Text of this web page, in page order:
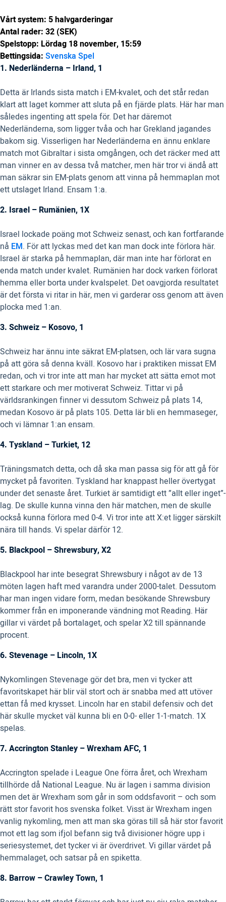
Vårt system: 5 halvgarderingar
Antal rader: 32 (SEK)
Spelstopp: Lördag 18 november, 15:59
Bettingsida: Svenska Spel
1. Nederländerna – Irland, 1
Detta är Irlands sista match i EM-kvalet, och det står redan
klart att laget kommer att sluta på en fjärde plats. Här har man
således ingenting att spela för. Det har däremot
Nederländerna, som ligger tvåa och har Grekland jagandes
bakom sig. Visserligen har Nederländerna en ännu enklare
match mot Gibraltar i sista omgången, och det räcker med att
man vinner en av dessa två matcher, men här tror vi ändå att
man säkrar sin EM-plats genom att vinna på hemmaplan mot
ett utslaget Irland. Ensam 1:a.
2. Israel – Rumänien, 1X
Israel lockade poäng mot Schweiz senast, och kan fortfarande
nå EM. För att lyckas med det kan man dock inte förlora här.
Israel är starka på hemmaplan, där man inte har förlorat en
enda match under kvalet. Rumänien har dock varken förlorat
hemma eller borta under kvalspelet. Det oavgjorda resultatet
är det första vi ritar in här, men vi garderar oss genom att även
plocka med 1:an.
3. Schweiz – Kosovo, 1
Schweiz har ännu inte säkrat EM-platsen, och lär vara sugna
på att göra så denna kväll. Kosovo har i praktiken missat EM
redan, och vi tror inte att man har mycket att sätta emot mot
ett starkare och mer motiverat Schweiz. Tittar vi på
världsrankingen finner vi dessutom Schweiz på plats 14,
medan Kosovo är på plats 105. Detta lär bli en hemmaseger,
och vi lämnar 1:an ensam.
4. Tyskland – Turkiet, 12
Träningsmatch detta, och då ska man passa sig för att gå för
mycket på favoriten. Tyskland har knappast heller övertygat
under det senaste året. Turkiet är samtidigt ett ”allt eller inget”-
lag. De skulle kunna vinna den här matchen, men de skulle
också kunna förlora med 0-4. Vi tror inte att X:et ligger särskilt
nära till hands. Vi spelar därför 12.
5. Blackpool – Shrewsbury, X2
Blackpool har inte besegrat Shrewsbury i något av de 13
möten lagen haft med varandra under 2000-talet. Dessutom
har man ingen vidare form, medan besökande Shrewsbury
kommer från en imponerande vändning mot Reading. Här
gillar vi värdet på bortalaget, och spelar X2 till spännande
procent.
6. Stevenage – Lincoln, 1X
Nykomlingen Stevenage gör det bra, men vi tycker att
favoritskapet här blir väl stort och är snabba med att utöver
ettan få med krysset. Lincoln har en stabil defensiv och det
här skulle mycket väl kunna bli en 0-0- eller 1-1-match. 1X
spelas.
7. Accrington Stanley – Wrexham AFC, 1
Accrington spelade i League One förra året, och Wrexham
tillhörde då National League. Nu är lagen i samma division
men det är Wrexham som går in som oddsfavorit – och som
rätt stor favorit hos svenska folket. Visst är Wrexham ingen
vanlig nykomling, men att man ska göras till så här stor favorit
mot ett lag som ifjol befann sig två divisioner högre upp i
seriesystemet, det tycker vi är överdrivet. Vi gillar värdet på
hemmalaget, och satsar på en spiketta.
8. Barrow – Crawley Town, 1